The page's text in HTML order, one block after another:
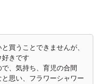
買うことできませんが、
きです
、気持ち、育児の合間
思い、フラワーシャワー